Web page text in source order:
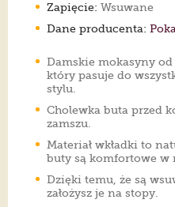
Zapięcie: Wsuwane
Dane producenta:
Damskie mokasyny od
który pasuje do
stylu.
Cholewka buta przed
zamszu.
Materiał wkładki to
buty są komfortowe w
Dzięki temu, że są
założysz je na stopy.